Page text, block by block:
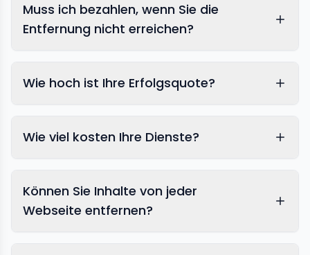
Muss ich bezahlen, wenn Sie die
Entfernung nicht erreichen?
Wie hoch ist Ihre Erfolgsquote?
Wie viel kosten Ihre Dienste?
Können Sie Inhalte von jeder
Webseite entfernen?